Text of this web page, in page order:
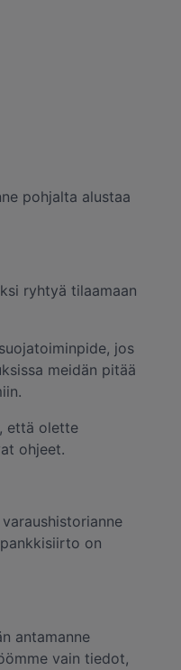
pohjalta alustaa
ryhtyä tilaamaan
jos
meidän pitää
että olette
ohjeet.
on
antamanne
vain tiedot,